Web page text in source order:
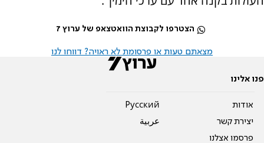
הצטרפו לקבוצת הוואטצאפ של ערוץ 7
מצאתם טעות או פרסומת לא ראויה? דווחו לנו
פנו אלינו
אודות
יצירת קשר
פרסמו אצלנו
Pусский
عربية